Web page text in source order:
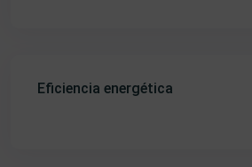
Eficiencia energética